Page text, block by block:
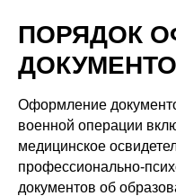
ПОРЯДОК
Оформление
военной операции
медицинское
профессионально-
документов об